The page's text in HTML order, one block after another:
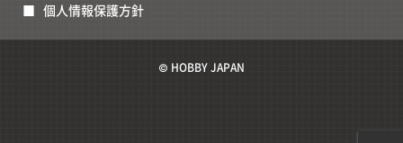
個人情報保護方針
© HOBBY JAPAN